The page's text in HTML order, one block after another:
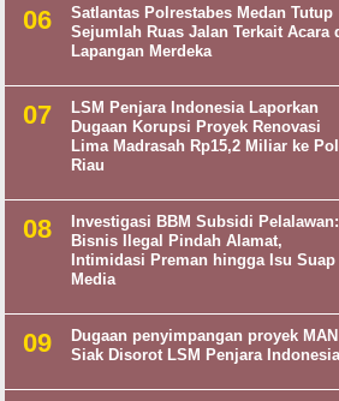
Satlantas Polrestabes Medan Tutup
Sejumlah Ruas Jalan Terkait Acara
Lapangan Merdeka
LSM Penjara Indonesia Laporkan
Dugaan Korupsi Proyek Renovasi
Lima Madrasah Rp15,2 Miliar ke
Riau
Investigasi BBM Subsidi Pelalawan:
Bisnis Ilegal Pindah Alamat,
Intimidasi Preman hingga Isu Suap
Media
Dugaan penyimpangan proyek
Siak Disorot LSM Penjara Indonesia